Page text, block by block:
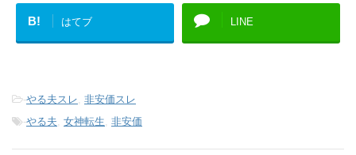
B! はてブ LINE
-やる夫スレ 非安価スレ
-やる夫 女神転生 非安価